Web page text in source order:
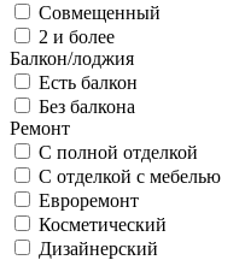
Совмещенный
2 и более
Балкон/лоджия
Есть балкон
Без балкона
Ремонт
С полной отделкой
С отделкой с мебелью
Евроремонт
Косметический
Дизайнерский